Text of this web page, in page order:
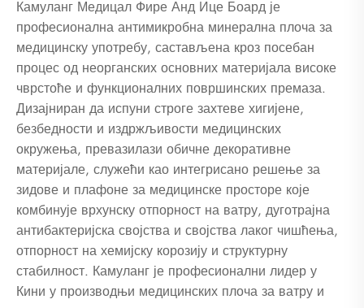
Камуланг Медицал Фире Анд Ице Боард је
професионална антимикробна минерална плоча за
медицинску употребу, састављена кроз посебан
процес од неорганских основних материјала високе
чврстоће и функционалних површинских премаза.
Дизајниран да испуни строге захтеве хигијене,
безбедности и издржљивости медицинских
окружења, превазилази обичне декоративне
материјале, служећи као интегрисано решење за
зидове и плафоне за медицинске просторе које
комбинује врхунску отпорност на ватру, дуготрајна
антибактеријска својства и својства лаког чишћења,
отпорност на хемијску корозију и структурну
стабилност. Камуланг је професионални лидер у
Кини у производњи медицинских плоча за ватру и